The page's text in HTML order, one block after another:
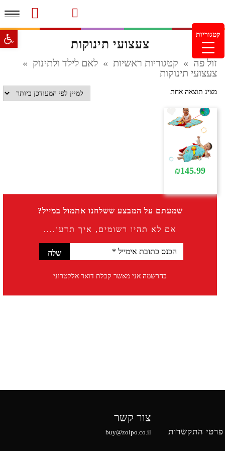
מוצרים חדשים
צור קשר מעקב הזמנות
מינימום הזמנה 99.99 ש"ח – משלוח חינם ברכישה מעל
צעצועי תינוקות
זול פה » קטגוריות ראשיות » לאם לילד ולתינוק »
צעצועי תינוקות
מציג תוצאה אחת
₪145.99
שמעתם על המבצע ששלחנו אתמול במייל?
אם לא תהיו רשומים, איך תדעו....
בהרשמה אני מאשר קבלת דואר אלקטרוני
פרטי התקשרות
צור קשר
buy@zolpo.co.il
קטגוריות פתח